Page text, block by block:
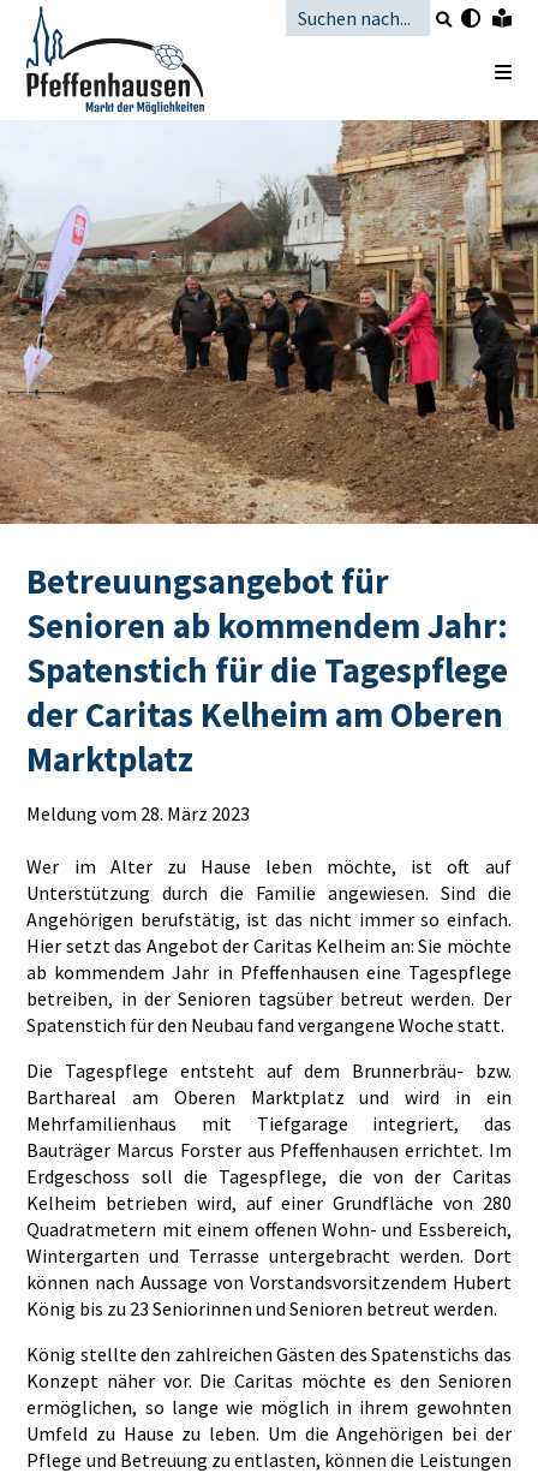
Betreuungsangebot für
Senioren ab kommendem Jahr:
Spatenstich für die Tagespflege
der Caritas Kelheim am Oberen
Marktplatz
Meldung vom 28. März 2023
Wer im Alter zu Hause leben möchte, ist oft auf
Unterstützung durch die Familie angewiesen. Sind die
Angehörigen berufstätig, ist das nicht immer so einfach.
Hier setzt das Angebot der Caritas Kelheim an: Sie möchte
ab kommendem Jahr in Pfeffenhausen eine Tagespflege
betreiben, in der Senioren tagsüber betreut werden. Der
Spatenstich für den Neubau fand vergangene Woche statt.
Die Tagespflege entsteht auf dem Brunnerbräu- bzw.
Barthareal am Oberen Marktplatz und wird in ein
Mehrfamilienhaus mit Tiefgarage integriert, das
Bauträger Marcus Forster aus Pfeffenhausen errichtet. Im
Erdgeschoss soll die Tagespflege, die von der Caritas
Kelheim betrieben wird, auf einer Grundfläche von 280
Quadratmetern mit einem offenen Wohn- und Essbereich,
Wintergarten und Terrasse untergebracht werden. Dort
können nach Aussage von Vorstandsvorsitzendem Hubert
König bis zu 23 Seniorinnen und Senioren betreut werden.
König stellte den zahlreichen Gästen des Spatenstichs das
Konzept näher vor. Die Caritas möchte es den Senioren
ermöglichen, so lange wie möglich in ihrem gewohnten
Umfeld zu Hause zu leben. Um die Angehörigen bei der
Pflege und Betreuung zu entlasten, können die Leistungen